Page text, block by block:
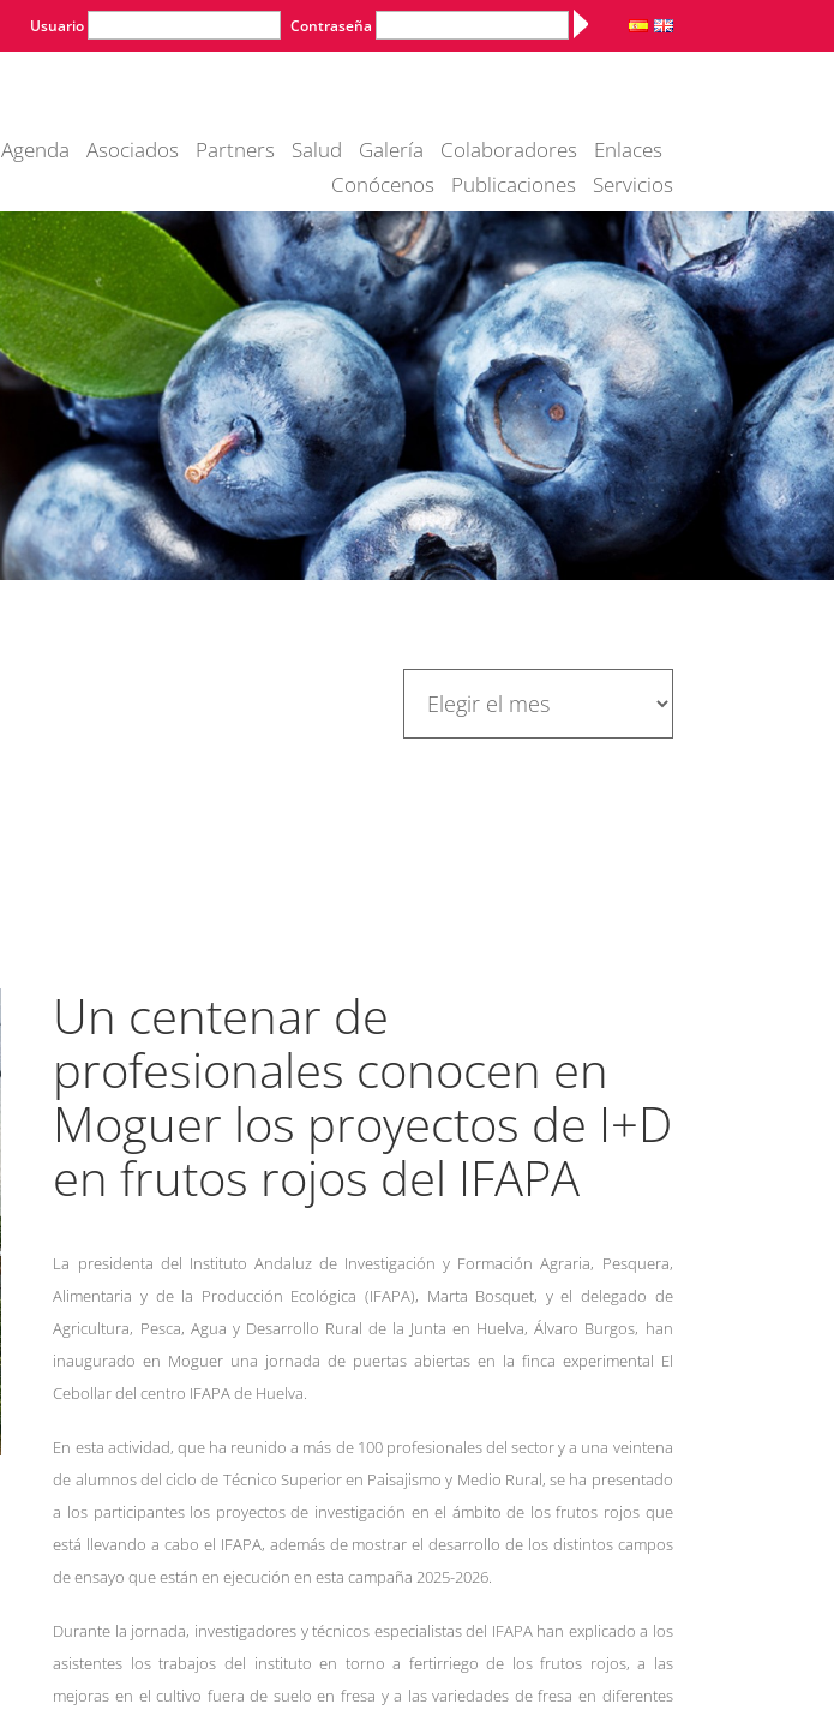
Usuario Contraseña Alternative:
Agenda Asociados Partners Salud Galería Colaboradores
Enlaces
Conócenos
Publicaciones Servicios
Un centenar de
profesionales conocen en
Moguer los proyectos de I+D
en frutos rojos del IFAPA
La presidenta del Instituto Andaluz de Investigación y Formación Agraria, Pesquera,
Alimentaria y de la Producción Ecológica (IFAPA), Marta Bosquet, y el delegado de
Agricultura, Pesca, Agua y Desarrollo Rural de la Junta en Huelva, Álvaro Burgos, han
inaugurado en Moguer una jornada de puertas abiertas en la finca experimental El
Cebollar del centro IFAPA de Huelva.
En esta actividad, que ha reunido a más de 100 profesionales del sector y a una veintena
de alumnos del ciclo de Técnico Superior en Paisajismo y Medio Rural, se ha presentado
a los participantes los proyectos de investigación en el ámbito de los frutos rojos que
está llevando a cabo el IFAPA, además de mostrar el desarrollo de los distintos campos
de ensayo que están en ejecución en esta campaña 2025-2026.
Durante la jornada, investigadores y técnicos especialistas del IFAPA han explicado a los
asistentes los trabajos del instituto en torno a fertirriego de los frutos rojos, a las
mejoras en el cultivo fuera de suelo en fresa y a las variedades de fresa en diferentes